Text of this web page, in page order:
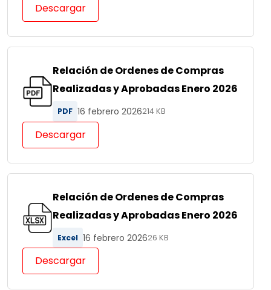
Descargar
Relación de Ordenes de Compras
Realizadas y Aprobadas Enero 2026
PDF 16 febrero 2026214 KB
Descargar
Relación de Ordenes de Compras
Realizadas y Aprobadas Enero 2026
Excel 16 febrero 202626 KB
Descargar